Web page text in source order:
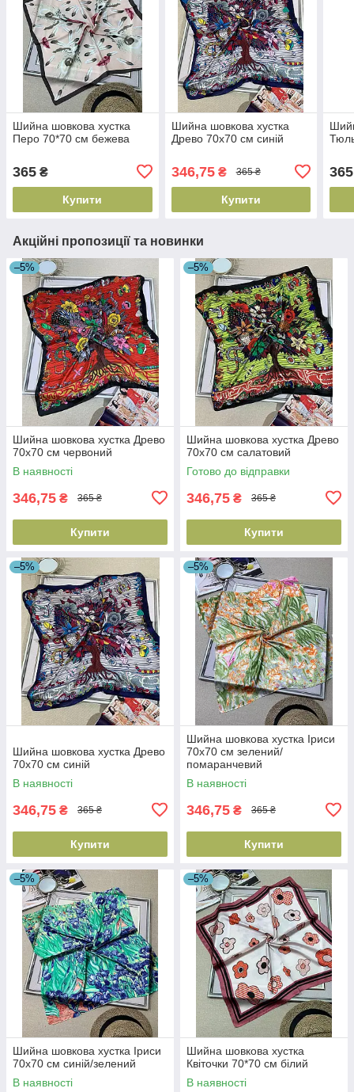
Шийна шовкова хустка
Перо 70*70 см бежева
365 ₴
Купити
Шийна шовкова хустка
Древо 70х70 см синій
346,75₴ 365 ₴
Купити
365
Акційні пропозиції та новинки
–5%
Шийна шовкова хустка Древо
70х70 см червоний
В наявності
346,75 ₴ 365 ₴
Купити
–5%
Шийна шовкова хустка Древо
70х70 см салатовий
Готово до відправки
346,75 ₴ 365 ₴
Купити
–5%
Шийна шовкова хустка Древо
70х70 см синій
В наявності
346,75 ₴ 365 ₴
Купити
–5%
Шийна шовкова хустка Іриси
70х70 см зелений/
помаранчевий
В наявності
346,75 ₴ 365 ₴
Купити
–5%
Шийна шовкова хустка Іриси
70х70 см синій/зелений
В наявності
–5%
Шийна шовкова хустка
Квіточки 70*70 см білий
В наявності